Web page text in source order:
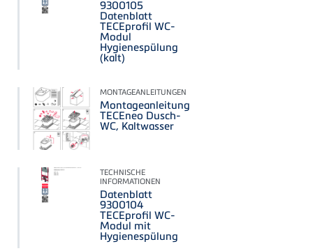
9300105
Datenblatt
TECEprofil WC-
Modul
Hygienespülung
(kalt)
MONTAGEANLEITUNGEN
Montageanleitung
TECEneo Dusch-
WC, Kaltwasser
TECHNISCHE
INFORMATIONEN
Datenblatt
9300104
TECEprofil WC-
Modul mit
Hygienespülung